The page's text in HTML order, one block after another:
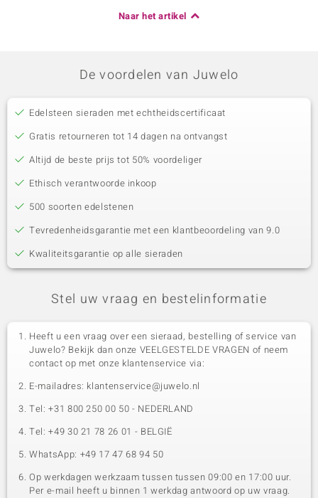
Naar het artikel
De voordelen van Juwelo
Edelsteen sieraden met echtheidscertificaat
Gratis retourneren tot 14 dagen na ontvangst
Altijd de beste prijs tot 50% voordeliger
Ethisch verantwoorde inkoop
500 soorten edelstenen
Tevredenheidsgarantie met een klantbeoordeling van 9.0
Kwaliteitsgarantie op alle sieraden
Stel uw vraag en bestelinformatie
Heeft u een vraag over een sieraad, bestelling of service van
Juwelo? Bekijk dan onze VEELGESTELDE VRAGEN of neem
contact op met onze klantenservice via:
E-mailadres: klantenservice@juwelo.nl
Tel: +31 800 250 00 50 - NEDERLAND
Tel: +49 30 21 78 26 01 - BELGIË
WhatsApp: +49 17 47 68 94 50
Op werkdagen werkzaam tussen tussen 09:00 en 17:00 uur.
Per e-mail heeft u binnen 1 werkdag antwoord op uw vraag.